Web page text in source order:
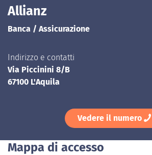
Allianz
Banca / Assicurazione
Indirizzo e contatti
Via Piccinini 8/B
67100 L'Aquila
Vedere il numero
Mappa di accesso